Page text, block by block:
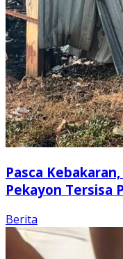
Pasca
Pekayon Tersisa
Berita